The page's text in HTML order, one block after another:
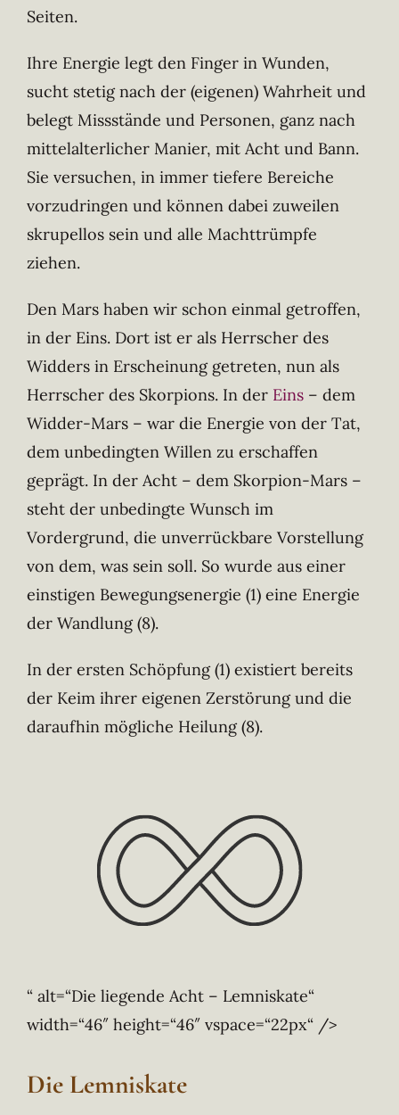
Seiten.
Ihre Energie legt den Finger in Wunden,
sucht stetig nach der (eigenen) Wahrheit und
belegt Missstände und Personen, ganz nach
mittelalterlicher Manier, mit Acht und Bann.
Sie versuchen, in immer tiefere Bereiche
vorzudringen und können dabei zuweilen
skrupellos sein und alle Machttrümpfe
ziehen.
Den Mars haben wir schon einmal getroffen,
in der Eins. Dort ist er als Herrscher des
Widders in Erscheinung getreten, nun als
Herrscher des Skorpions. In der Eins – dem
Widder-Mars – war die Energie von der Tat,
dem unbedingten Willen zu erschaffen
geprägt. In der Acht – dem Skorpion-Mars –
steht der unbedingte Wunsch im
Vordergrund, die unverrückbare Vorstellung
von dem, was sein soll. So wurde aus einer
einstigen Bewegungsenergie (1) eine Energie
der Wandlung (8).
In der ersten Schöpfung (1) existiert bereits
der Keim ihrer eigenen Zerstörung und die
daraufhin mögliche Heilung (8).
“ alt=“Die liegende Acht – Lemniskate“
width=“46″ height=“46″ vspace=“22px“ />
Die Lemniskate